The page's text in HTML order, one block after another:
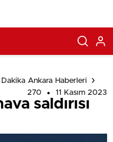
Ankara Haberleri
270
11 Kasım 2023
saldırısı